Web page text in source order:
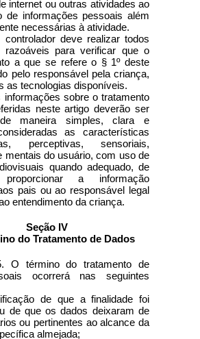
internet ou outras atividades ao
de informações pessoais além
necessárias à atividade.
controlador deve realizar todos
razoáveis para verificar que o
a que se refere o § 1º deste
pelo responsável pela criança,
as tecnologias disponíveis.
informações sobre o tratamento
neste artigo deverão ser
maneira simples, clara e
as características
perceptivas, sensoriais,
mentais do usuário, com uso de
quando adequado, de
a informação
pais ou ao responsável legal
entendimento da criança.
Seção IV
do Tratamento de Dados
O término do tratamento de
ocorrerá nas seguintes
de que a finalidade foi
de que os dados deixaram de
ou pertinentes ao alcance da
almejada;